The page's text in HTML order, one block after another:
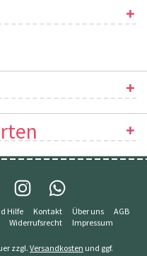
Hilfe Kontakt Über uns
AGB
Widerrufsrecht Impressum
zzgl.Versandkosten und ggf.